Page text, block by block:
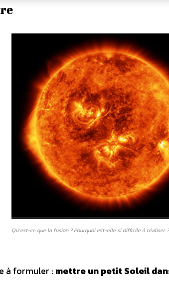
Qu’est-ce que la fusion ? Pourquoi est-elle si difficile à réaliser ?
à formuler : mettre un petit Soleil